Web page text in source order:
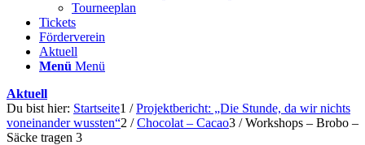
Tourneeplan
Tickets
Förderverein
Aktuell
Menü Menü
Aktuell
Du bist hier: Startseite1 / Projektbericht: „Die Stunde, da wir nichts
voneinander wussten“2 / Chocolat – Cacao3 / Workshops – Brobo –
Säcke tragen 3